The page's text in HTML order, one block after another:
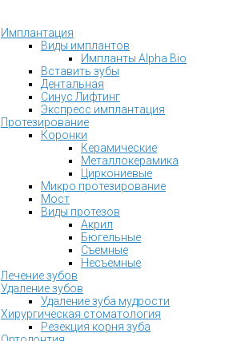
Имплантация
Виды имплантов
Импланты Alpha Bio
Вставить зубы
Дентальная
Синус Лифтинг
Экспресс имплантация
Протезирование
Коронки
Керамические
Металлокерамика
Циркониевые
Микро протезирование
Мост
Виды протезов
Акрил
Бюгельные
Съемные
Несъемные
Лечение зубов
Удаление зубов
Удаление зуба мудрости
Хирургическая стоматология
Резекция корня зуба